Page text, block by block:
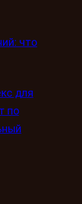
что
для
по